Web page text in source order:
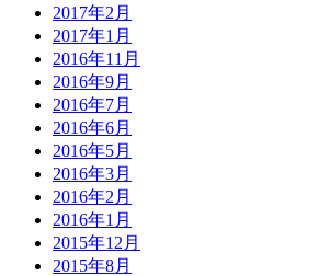
2017年2月
2017年1月
2016年11月
2016年9月
2016年7月
2016年6月
2016年5月
2016年3月
2016年2月
2016年1月
2015年12月
2015年8月